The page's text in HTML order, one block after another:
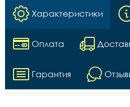
Характеристики
Оплата
Гарантия